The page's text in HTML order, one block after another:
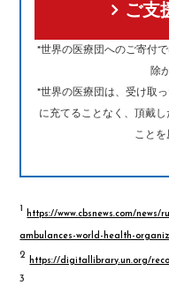
ご支
*世界の医療団へのご寄付
除
*世界の医療団は、受け取
に充てることなく、頂戴
ことを
1
https://www.cbsnews.com/
ambulances-world-health-
2
https://digitallibrary.un.org/
3